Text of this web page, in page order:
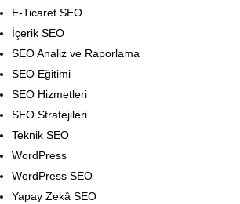
E-Ticaret SEO
İçerik SEO
SEO Analiz ve Raporlama
SEO Eğitimi
SEO Hizmetleri
SEO Stratejileri
Teknik SEO
WordPress
WordPress SEO
Yapay Zekâ SEO